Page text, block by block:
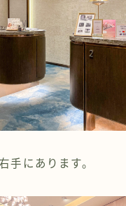
手にあります。